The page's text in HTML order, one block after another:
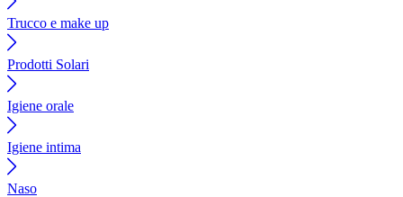
Trucco e make up
Prodotti Solari
Igiene orale
Igiene intima
Naso